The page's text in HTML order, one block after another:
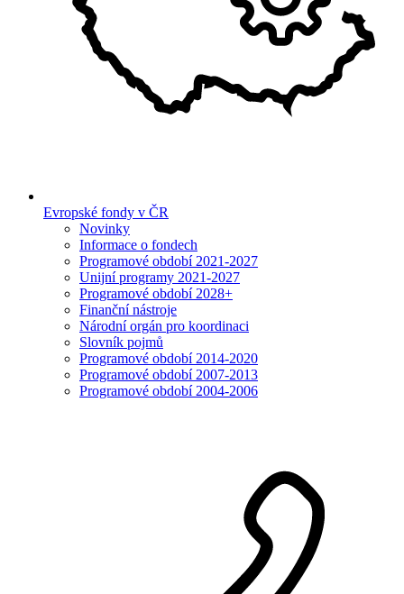
Evropské fondy v ČR
Novinky
Informace o fondech
Programové období 2021-2027
Unijní programy 2021-2027
Programové období 2028+
Finanční nástroje
Národní orgán pro koordinaci
Slovník pojmů
Programové období 2014-2020
Programové období 2007-2013
Programové období 2004-2006